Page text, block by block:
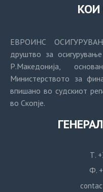
КОИ
ЕВРОИНС
друштво за
Р.Македонија,
Министерството за
впишано во судскиот
во Скопје.
Т.
Ф.